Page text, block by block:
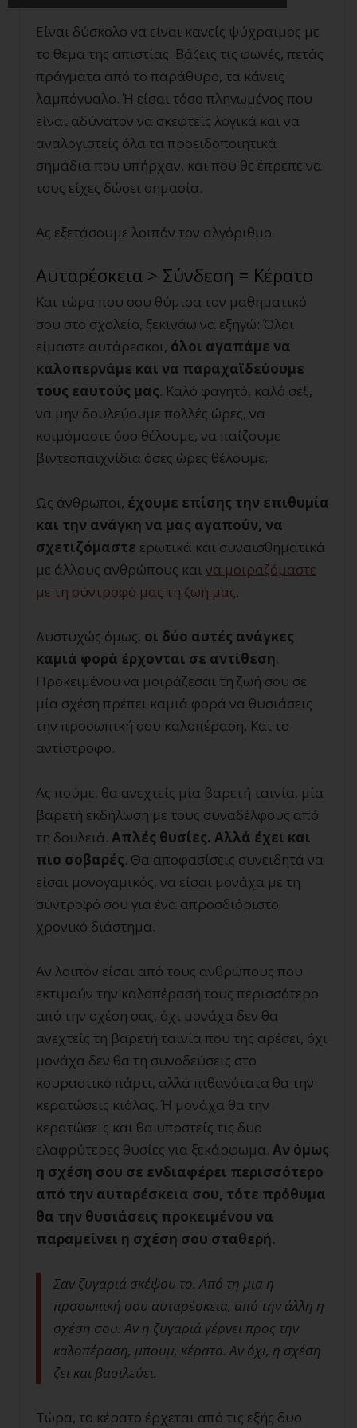
Είναι δύσκολο να είναι κανείς ψύχραιμος με
το θέμα της απιστίας. Βάζεις τις φωνές, πετάς
πράγματα από το παράθυρο, τα κάνεις
λαμπόγυαλο. Ή είσαι τόσο πληγωμένος που
είναι αδύνατον να σκεφτείς λογικά και να
αναλογιστείς όλα τα προειδοποιητικά
σημάδια που υπήρχαν, και που θε έπρεπε να
τους είχες δώσει σημασία.
Ας εξετάσουμε λοιπόν τον αλγόριθμο.
Αυταρέσκεια > Σύνδεση = Κέρατο
Και τώρα που σου θύμισα τον μαθηματικό
σου στο σχολείο, ξεκινάω να εξηγώ: Όλοι
είμαστε αυτάρεσκοι, όλοι αγαπάμε να
καλοπερνάμε και να παραχαϊδεύουμε
τους εαυτούς μας. Καλό φαγητό, καλό σεξ,
να μην δουλεύουμε πολλές ώρες, να
κοιμόμαστε όσο θέλουμε, να παίζουμε
βιντεοπαιχνίδια όσες ώρες θέλουμε.
Ως άνθρωποι, έχουμε επίσης την επιθυμία
και την ανάγκη να μας αγαπούν, να
σχετιζόμαστε ερωτικά και συναισθηματικά
με άλλους ανθρώπους καινα μοιραζόμαστε
με τη σύντροφό μας τη ζωή μας.
Δυστυχώς όμως, οι δύο αυτές ανάγκες
καμιά φορά έρχονται σε αντίθεση.
Προκειμένου να μοιράζεσαι τη ζωή σου σε
μία σχέση πρέπει καμιά φορά να θυσιάσεις
την προσωπική σου καλοπέραση. Και το
αντίστροφο.
Ας πούμε, θα ανεχτείς μία βαρετή ταινία, μία
βαρετή εκδήλωση με τους συναδέλφους από
τη δουλειά. Απλές θυσίες. Αλλά έχει και
πιο σοβαρές. Θα αποφασίσεις συνειδητά να
είσαι μονογαμικός, να είσαι μονάχα με τη
σύντροφό σου για ένα απροσδιόριστο
χρονικό διάστημα.
Αν λοιπόν είσαι από τους ανθρώπους που
εκτιμούν την καλοπέρασή τους περισσότερο
από την σχέση σας, όχι μονάχα δεν θα
ανεχτείς τη βαρετή ταινία που της αρέσει, όχι
μονάχα δεν θα τη συνοδεύσεις στο
κουραστικό πάρτι, αλλά πιθανότατα θα την
κερατώσεις κιόλας. Ή μονάχα θα την
κερατώσεις και θα υποστείς τις δυο
ελαφρύτερες θυσίες για ξεκάρφωμα. Αν όμως
η σχέση σου σε ενδιαφέρει περισσότερο
από την αυταρέσκεια σου, τότε πρόθυμα
θα την θυσιάσεις προκειμένου να
παραμείνει η σχέση σου σταθερή.
Σαν ζυγαριά σκέψου το. Από τη μια η
προσωπική σου αυταρέσκεια, από την άλλη η
σχέση σου. Αν η ζυγαριά γέρνει προς την
καλοπέραση, μπουμ, κέρατο. Αν όχι, η σχέση
ζει και βασιλεύει.
Τώρα, το κέρατο έρχεται από τις εξής δυο